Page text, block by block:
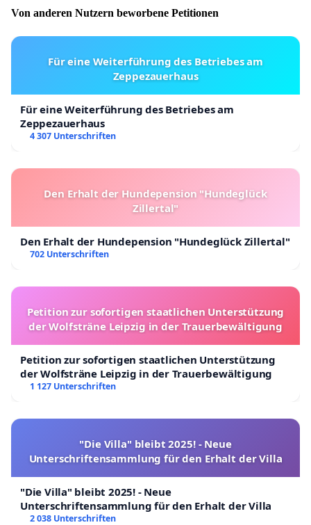
Von anderen Nutzern beworbene Petitionen
Für eine Weiterführung des Betriebes am
Zeppezauerhaus
Für eine Weiterführung des Betriebes am
Zeppezauerhaus
4 307 Unterschriften
Den Erhalt der Hundepension "Hundeglück
Zillertal"
Den Erhalt der Hundepension "Hundeglück Zillertal"
702 Unterschriften
Petition zur sofortigen staatlichen Unterstützung
der Wolfsträne Leipzig in der Trauerbewältigung
Petition zur sofortigen staatlichen Unterstützung
der Wolfsträne Leipzig in der Trauerbewältigung
1 127 Unterschriften
"Die Villa" bleibt 2025! - Neue
Unterschriftensammlung für den Erhalt der Villa
"Die Villa" bleibt 2025! - Neue
Unterschriftensammlung für den Erhalt der Villa
2 038 Unterschriften